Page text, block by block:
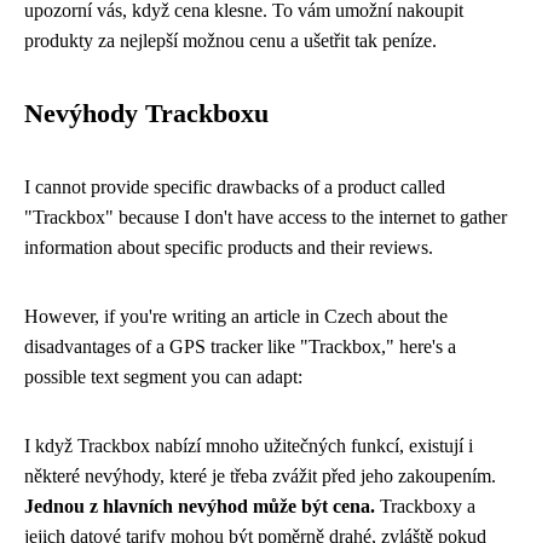
upozorní vás, když cena klesne. To vám umožní nakoupit
produkty za nejlepší možnou cenu a ušetřit tak peníze.
Nevýhody Trackboxu
I cannot provide specific drawbacks of a product called
"Trackbox" because I don't have access to the internet to gather
information about specific products and their reviews.
However, if you're writing an article in Czech about the
disadvantages of a GPS tracker like "Trackbox," here's a
possible text segment you can adapt:
I když Trackbox nabízí mnoho užitečných funkcí, existují i ​​
některé nevýhody, které je třeba zvážit před jeho zakoupením.
Jednou z hlavních nevýhod může být cena. Trackboxy a
jejich datové tarify mohou být poměrně drahé, zvláště pokud